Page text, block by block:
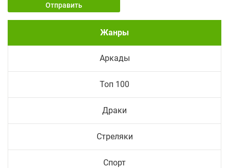
Отправить
Жанры
Аркады
Топ 100
Драки
Стреляки
Спорт